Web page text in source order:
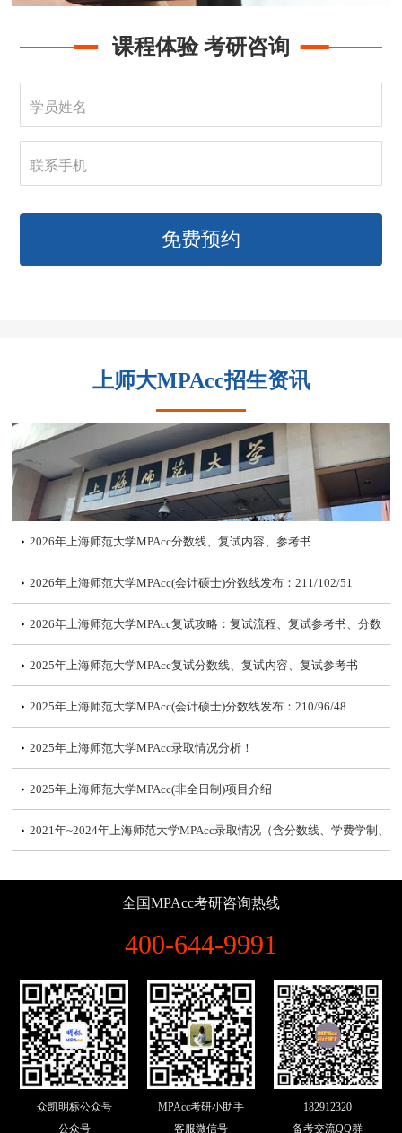
课程体验 考研咨询
学员姓名
联系手机
免费预约
上师大MPAcc招生资讯
2026年上海师范大学MPAcc分数线、复试内容、参考书
2026年上海师范大学MPAcc(会计硕士)分数线发布：211/102/51
2026年上海师范大学MPAcc复试攻略：复试流程、复试参考书、分数
线 2025年上海师范大学MPAcc复试分数线、复试内容、复试参考书
2025年上海师范大学MPAcc(会计硕士)分数线发布：210/96/48
2025年上海师范大学MPAcc录取情况分析！
2025年上海师范大学MPAcc(非全日制)项目介绍
2021年~2024年上海师范大学MPAcc录取情况（含分数线、学费学制、
2024年上海师范大学MPAcc(会计硕士)分数线发布：215/102/51
2024年上海师范大学MPAcc复试备考攻略
2023年上海师范大学MPAcc拟录取情况、分数线、学费、复试详情、
奖学金政策
2023年上海师范大学MPAcc拟录取名单及考情分析，扩招16人
2023年上海师范大学MPAcc(会计硕士)分数线发布：215/102/51
全国MPAcc考研咨询热线
400-644-9991
众凯明标公众号
公众号
MPAcc考研小助手
客服微信号
182912320
备考交流QQ群